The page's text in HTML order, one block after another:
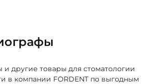
другие товары для стоматологии
в компании FORDENT по выгодным